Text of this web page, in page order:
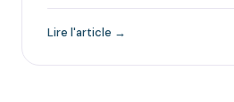
Lire l'article →